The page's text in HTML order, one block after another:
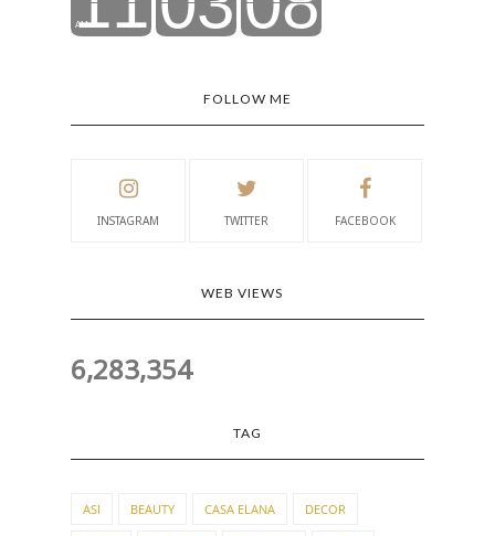
FOLLOW ME
INSTAGRAM TWITTER FACEBOOK
WEB VIEWS
6,283,354
TAG
ASI BEAUTY CASA ELANA DECOR